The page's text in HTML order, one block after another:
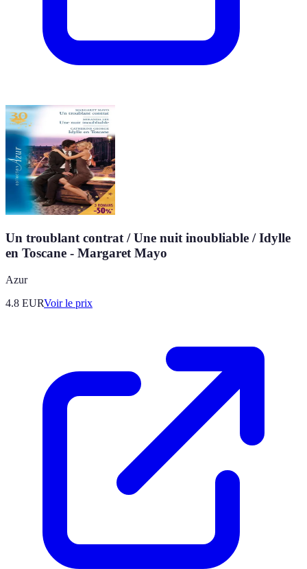
Un troublant contrat / Une nuit inoubliable / Idylle
en Toscane - Margaret Mayo
Azur
4.8 EURVoir le prix